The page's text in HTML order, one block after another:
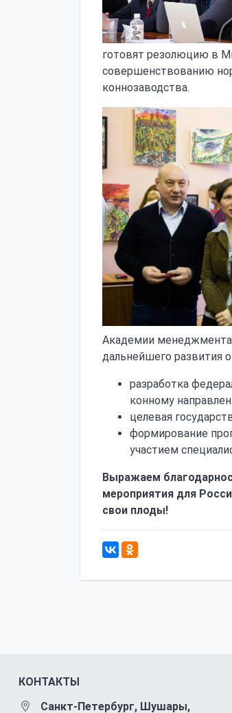
готовят резолюцию в
совершенствованию
коннозаводства.
Академии менеджмента
дальнейшего развития
разработка
конному
целевая
формирование
участием
Выражаем
мероприятия для
свои плоды!
КОНТАКТЫ
Санкт-Петербург, Шушары,